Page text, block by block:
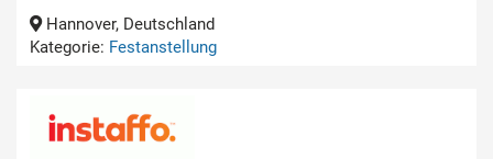
Hannover, Deutschland
Kategorie: Festanstellung